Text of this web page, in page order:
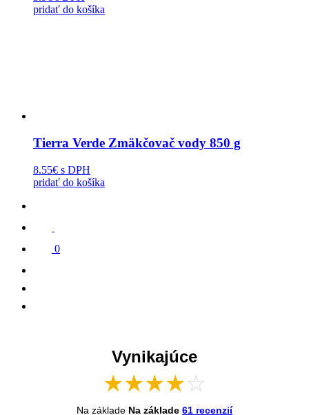
pridať do košíka
Tierra Verde Zmäkčovač vody 850 g
8.55€ s DPH
pridať do košíka
0
Vynikajúce
★★★★☆
Na základe Na základe 61 recenzií